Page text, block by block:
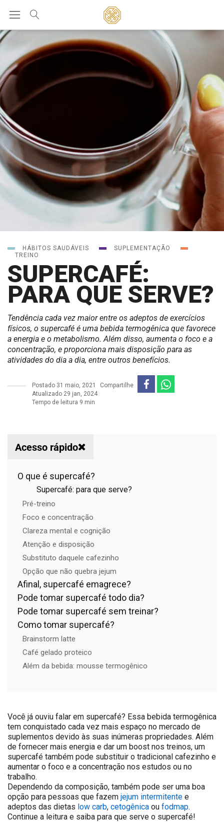
HÁBITOS SAUDÁVEIS
SUPLEMENTAÇÃO
TREINO
SUPERCAFÉ:
PARA QUE SERVE?
Tendência cada vez maior entre os adeptos de exercícios
físicos, o supercafé é uma bebida termogênica que favorece
a energia e o metabolismo. Além disso, aumenta o foco e a
concentração, e proporciona mais disposição para as
atividades do dia a dia, entre outros benefícios.
Postado 31 maio, 2021
Atualizado 29 jan, 2024
Tempo de leitura 9 min
Compartilhe
Acesso rápido
O que é supercafé?
Supercafé: para que serve?
Pré-treino
Foco e concentração
Clareza mental e cognição
Atenção e disposição
Substituto daquele cafezinho
Opção que não quebra jejum
Afinal, supercafé emagrece?
Pode tomar supercafé todo dia?
Pode tomar supercafé sem treinar?
Como tomar supercafé?
Brainstorm latte
Café gelado proteico
Além da bebida: mousse termogênico
Você já ouviu falar em supercafé? Essa bebida termogênica
tem conquistado cada vez mais espaço no mercado de
suplementos devido às suas inúmeras propriedades. Além
de fornecer mais energia e dar um boost nos treinos, um
supercafé também pode substituir o tradicional cafezinho e
aumentar o foco e a concentração nos estudos ou no
trabalho.
Dependendo da composição, também pode ser uma boa
opção para pessoas que fazem jejum intermitente e
adeptos das dietas low carb, cetogênica ou fodmap.
Continue a leitura e saiba para que serve o supercafé!